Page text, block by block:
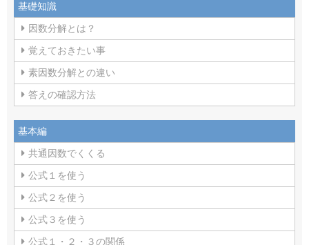
基礎知識
因数分解とは？
覚えておきたい事
素因数分解との違い
答えの確認方法
基本編
共通因数でくくる
公式１を使う
公式２を使う
公式３を使う
公式１・２・３の関係